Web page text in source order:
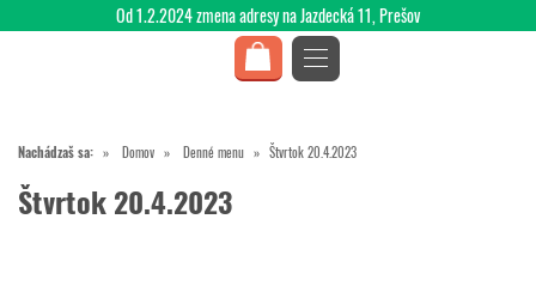
Nachádzaš sa: Domov Denné menu Štvrtok 20.4.2023
Štvrtok 20.4.2023
Od 1.2.2024 zmena adresy na Jazdecká 11, Prešov